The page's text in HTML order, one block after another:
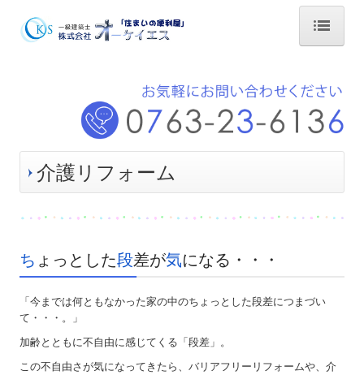
お問い合わせ
オール電化
エコキュート
介護リフォーム
ち ょっとした段差が気になる・・・
「今までは何ともなかった家の中のちょっとした段差につまづい
て・・・。」
加齢とともに不自由に感じてくる「段差」。
この不自由さが気になってきたら、バリアフリーリフォームや、介